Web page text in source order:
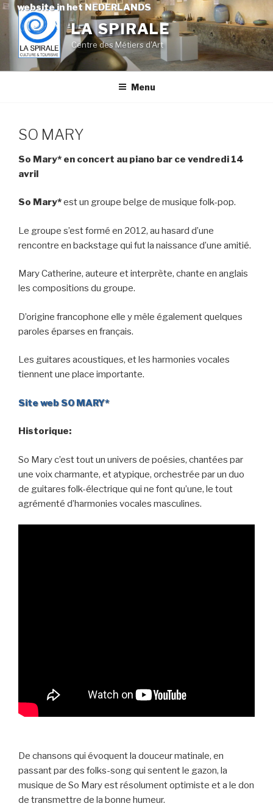
website in het NEDERLANDS
Skip
content
LA SPIRALE
Centre des Métiers d'Art
Menu
SO MARY
So Mary* en concert au piano bar ce vendredi 14
avril
So Mary*est un groupe belge de musique folk-pop.
Le groupe s’est formé en 2012, au hasard d’une
rencontre en backstage qui fut la naissance d’une amitié.
Mary Catherine, auteure et interprète, chante en anglais
les compositions du groupe.
D’origine francophone elle y mêle également quelques
paroles éparses en français.
Les guitares acoustiques, et les harmonies vocales
tiennent une place importante.
Site web SO MARY*
Historique:
So Mary c’est tout un univers de poésies, chantées par
une voix charmante, et atypique, orchestrée par un duo
de guitares folk-électrique qui ne font qu’une, le tout
agrémenté d’harmonies vocales masculines.
De chansons qui évoquent la douceur matinale, en
passant par des folks-song qui sentent le gazon, la
musique de So Mary est résolument optimiste et a le don
de transmettre de la bonne humeur.